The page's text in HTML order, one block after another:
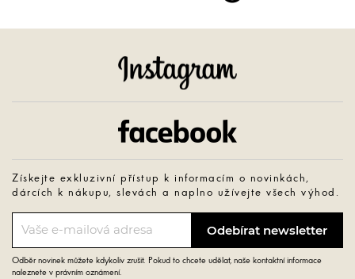
Získejte exkluzivní přístup k informacím o novinkách,
dárcích k nákupu, slevách a naplno užívejte všech výhod.
Odběr novinek můžete kdykoliv zrušit. Pokud to chcete udělat, naše kontaktní informace
naleznete v právním oznámení.